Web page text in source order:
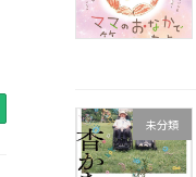
未分類